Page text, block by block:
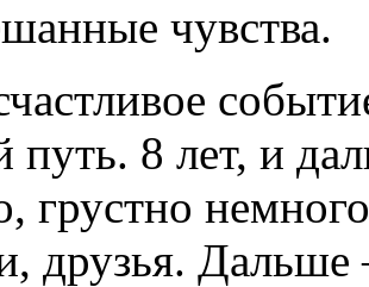
чувства.
путь. 8 лет, и
грустно
друзья.